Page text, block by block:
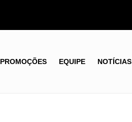
PROMOÇÕES EQUIPE NOTÍCIAS